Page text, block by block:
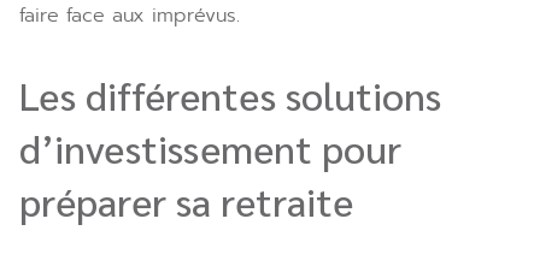
faire face aux imprévus.
Les différentes solutions
d’investissement pour
préparer sa retraite